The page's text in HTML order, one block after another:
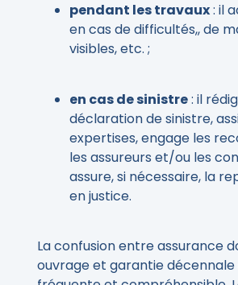
pendant les travaux: il
en cas de difficultés,, de
visibles, etc. ;
en cas de sinistre: il
déclaration de sinistre,
expertises, engage les
les assureurs et/ou les
assure, si nécessaire, la
en justice.
La confusion entre assurance
ouvrage et garantie décennale